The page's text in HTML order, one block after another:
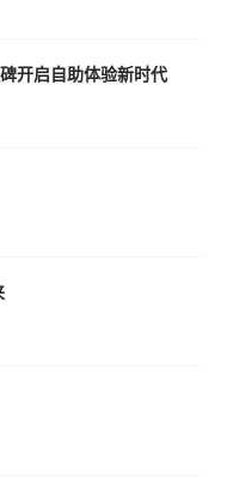
开启自助体验新时代